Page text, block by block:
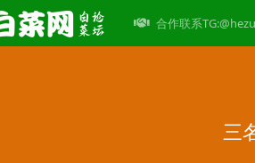
合作联系
三